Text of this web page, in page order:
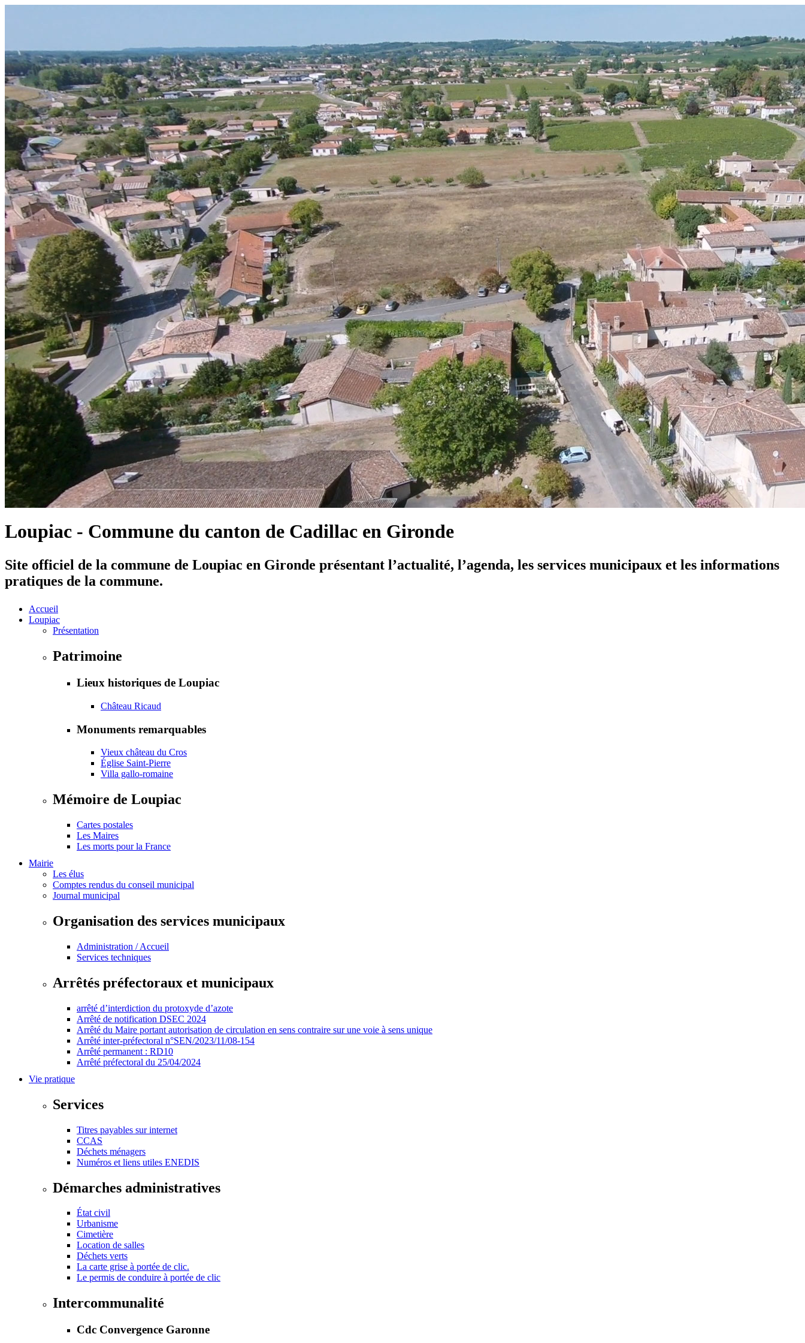
Loupiac - Commune du canton de Cadillac en Gironde
Site officiel de la commune de Loupiac en Gironde présentant l’actualité, l’agenda, les services municipaux et les informations
pratiques de la commune.
Accueil
Loupiac
Présentation
Patrimoine
Lieux historiques de Loupiac
Château Ricaud
Monuments remarquables
Vieux château du Cros
Église Saint-Pierre
Villa gallo-romaine
Mémoire de Loupiac
Cartes postales
Les Maires
Les morts pour la France
Mairie
Les élus
Comptes rendus du conseil municipal
Journal municipal
Organisation des services municipaux
Administration / Accueil
Services techniques
Arrêtés préfectoraux et municipaux
arrêté d’interdiction du protoxyde d’azote
Arrêté de notification DSEC 2024
Arrêté du Maire portant autorisation de circulation en sens contraire sur une voie à sens unique
Arrêté inter-préfectoral n°SEN/2023/11/08-154
Arrêté permanent : RD10
Arrêté préfectoral du 25/04/2024
Vie pratique
Services
Titres payables sur internet
CCAS
Déchets ménagers
Numéros et liens utiles ENEDIS
Démarches administratives
État civil
Urbanisme
Cimetière
Location de salles
Déchets verts
La carte grise à portée de clic.
Le permis de conduire à portée de clic
Intercommunalité
Cdc Convergence Garonne